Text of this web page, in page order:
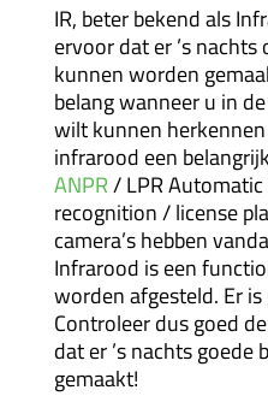
IR, beter bekend als
ervoor dat er ’s
kunnen worden
belang wanneer u in
wilt kunnen
infrarood een
ANPR/ LPR
recognition / license
camera’s hebben
Infrarood is een
worden afgesteld. Er
Controleer dus goed
dat er ’s nachts goede
gemaakt!